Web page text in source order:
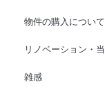
物件の購入につい
リノベーション・
雑感